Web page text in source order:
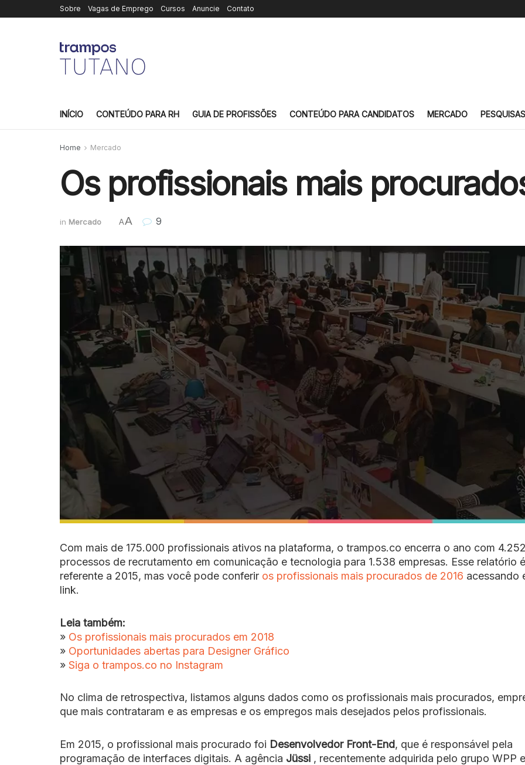
Sobre Vagas de Emprego Cursos Anuncie Contato
INÍCIO CONTEÚDO PARA RH GUIA DE PROFISSÕES CONTEÚDO PARA CANDIDATOS MERCADO PESQUISAS
Home Mercado
Os profissionais mais
in Mercado AA 9
Com mais de 175.000 profissionais ativos na plataforma, o trampos.co encerra o ano com 4.252
processos de recrutamento em comunicação e tecnologia para 1.538 empresas. Esse relatório é
referente a 2015, mas você pode conferir os profissionais mais procurados de 2016 acessando
link.
Leia também:
» Os profissionais mais procurados em 2018
» Oportunidades abertas para Designer Gráfico
» Siga o trampos.co no Instagram
No clima de retrospectiva, listamos alguns dados como os profissionais mais procurados,
que mais contrataram e as empresas e os empregos mais desejados pelos profissionais.
Em 2015, o profissional mais procurado foi Desenvolvedor Front-End, que é responsável pela
programação de interfaces digitais. A agência Jüssi , recentemente adquirida pelo grupo WPP e